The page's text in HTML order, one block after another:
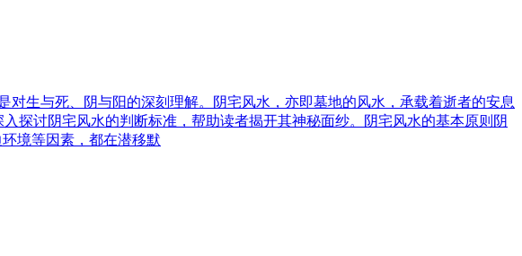
生与死、阴与阳的深刻理解。阴宅风水，亦即墓地的风水，承载着逝者的安息
探讨阴宅风水的判断标准，帮助读者揭开其神秘面纱。阴宅风水的基本原则阴
境等因素，都在潜移默